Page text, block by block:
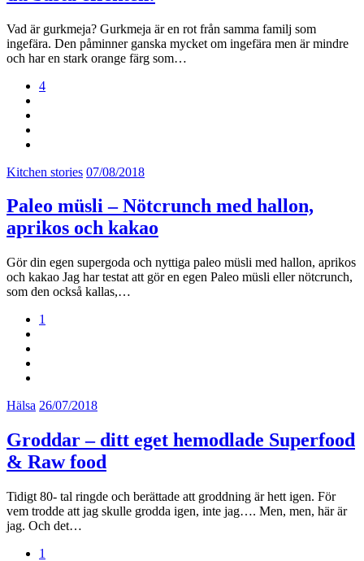
Vad är gurkmeja? Gurkmeja är en rot från samma familj som
ingefära. Den påminner ganska mycket om ingefära men är mindre
och har en stark orange färg som…
4
Kitchen stories 07/08/2018
Paleo müsli – Nötcrunch med hallon,
aprikos och kakao
Gör din egen supergoda och nyttiga paleo müsli med hallon, aprikos
och kakao Jag har testat att gör en egen Paleo müsli eller nötcrunch,
som den också kallas,…
1
Hälsa 26/07/2018
Groddar – ditt eget hemodlade Superfood
& Raw food
Tidigt 80- tal ringde och berättade att groddning är hett igen. För
vem trodde att jag skulle grodda igen, inte jag…. Men, men, här är
jag. Och det…
1